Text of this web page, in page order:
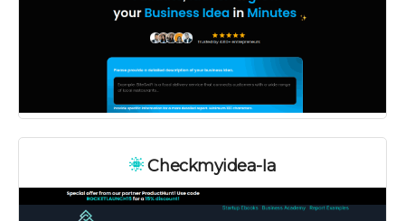
Checkmyidea-Ia